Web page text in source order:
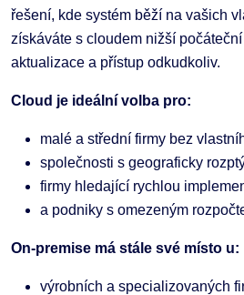
řešení, kde systém běží na vašich
získáváte s cloudem nižší
aktualizace a přístup odkudkoliv.
Cloud je ideální volba pro:
malé a střední firmy bez
společnosti s geograficky
firmy hledající rychlou
a podniky s omezeným
On-premise má stále své místo u:
výrobních a specializovaných